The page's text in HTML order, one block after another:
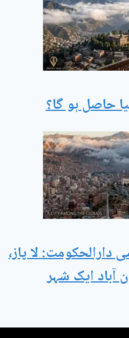
حاصل ہو گا؟
دارالحکومت: لا پاز،
آباد ایک شہر